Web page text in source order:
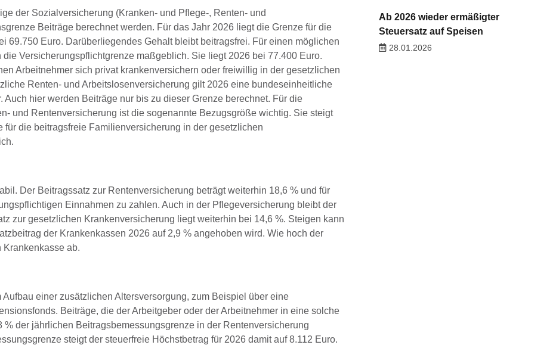
der Sozialversicherung (Kranken- und Pflege-, Renten- und
Beiträge berechnet werden. Für das Jahr 2026 liegt die Grenze für die
69.750 Euro. Darüberliegendes Gehalt bleibt beitragsfrei. Für einen möglichen
Versicherungspflichtgrenze maßgeblich. Sie liegt 2026 bei 77.400 Euro.
Arbeitnehmer sich privat krankenversichern oder freiwillig in der gesetzlichen
Renten- und Arbeitslosenversicherung gilt 2026 eine bundeseinheitliche
hier werden Beiträge nur bis zu dieser Grenze berechnet. Für die
und Rentenversicherung ist die sogenannte Bezugsgröße wichtig. Sie steigt
die beitragsfreie Familienversicherung in der gesetzlichen
Der Beitragssatz zur Rentenversicherung beträgt weiterhin 18,6 % und für
Einnahmen zu zahlen. Auch in der Pflegeversicherung bleibt der
zur gesetzlichen Krankenversicherung liegt weiterhin bei 14,6 %. Steigen kann
der Krankenkassen 2026 auf 2,9 % angehoben wird. Wie hoch der
ab.
einer zusätzlichen Altersversorgung, zum Beispiel über eine
Beiträge, die der Arbeitgeber oder der Arbeitnehmer in eine solche
der jährlichen Beitragsbemessungsgrenze in der Rentenversicherung
steigt der steuerfreie Höchstbetrag für 2026 damit auf 8.112 Euro.
Ab 2026 wieder ermäßigter
Steuersatz auf Speisen
28.01.2026